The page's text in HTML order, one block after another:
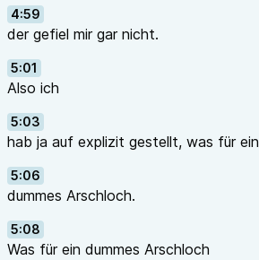
4:59
der gefiel mir gar nicht.
5:01
Also ich
5:03
hab ja auf explizit gestellt, was für ein
5:06
dummes Arschloch.
5:08
Was für ein dummes Arschloch